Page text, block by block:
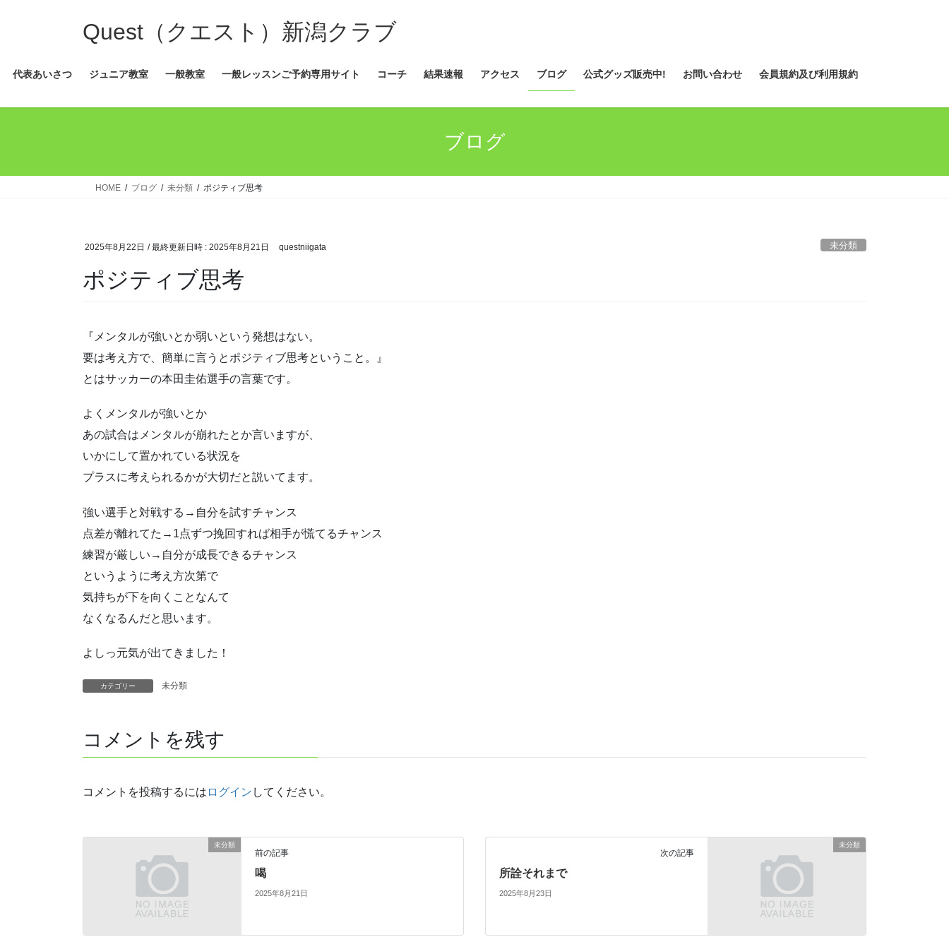
ス
ン
Quest（クエスト）新潟クラブ
代表あいさつ ジュニア教室 一般教室 一般レッスンご予約専用サイト コーチ 結果速報 アクセス ブログ 公式グッズ販売中! お問い合わせ 会員規約及び利用規約
ブログ
HOME ブログ 未分類 ポジティブ思考
2025年8月22日 / 最終更新日時 : 2025年8月21日 questniigata 未分類
ポジティブ思考
『メンタルが強いとか弱いという発想はない。
要は考え方で、簡単に言うとポジティブ思考ということ。』
とはサッカーの本田圭佑選手の言葉です。
よくメンタルが強いとか
あの試合はメンタルが崩れたとか言いますが、
いかにして置かれている状況を
プラスに考えられるかが大切だと説いてます。
強い選手と対戦する→自分を試すチャンス
点差が離れてた→1点ずつ挽回すれば相手が慌てるチャンス
練習が厳しい→自分が成長できるチャンス
というように考え方次第で
気持ちが下を向くことなんて
なくなるんだと思います。
よしっ元気が出てきました！
カテゴリー 未分類
コメントを残す
コメントを投稿するには ログイン してください。
未分類
前の記事
喝
2025年8月21日
未分類
次の記事
所詮それまで
2025年8月23日